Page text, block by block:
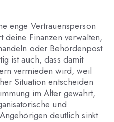
enge Vertrauensperson
deine Finanzen verwalten,
oder Behördenpost
ist auch, dass damit
vermieden wird, weil
Situation entscheiden
im Alter gewahrt,
und
deutlich sinkt.